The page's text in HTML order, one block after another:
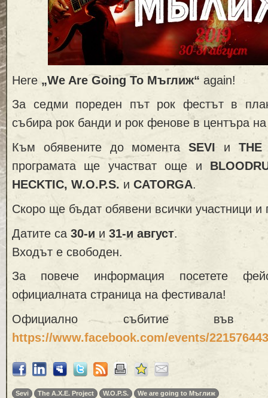
Here „We Are Going To Мъглиж“ again!
За седми пореден път рок фестът в
събира рок банди и рок фенове в центъра
Към обявените до моментаSEVIи THE
програмата ще участват още и
HECKTIC, W.O.P.S. и CATORGA.
Скоро ще бъдат обявени всички участници и
Датите са 30-и и 31-и август.
Входът е свободен.
За повече информация посетете
официалната страница на фестивала!
Официално събитие във
https://www.facebook.com/events/
Sevi The A.X.E. Project W.O.P.S. We are going to Мъглиж